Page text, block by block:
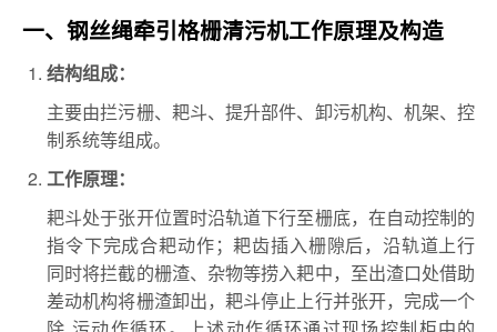
一、钢丝绳牵引格栅清污机工作原理及构造
结构组成：
主要由拦污栅、耙斗、提升部件、卸污机构、机架、控
制系统等组成。
工作原理：
耙斗处于张开位置时沿轨道下行至栅底，在自动控制的
指令下完成合耙动作；耙齿插入栅隙后，沿轨道上行
同时将拦截的栅渣、杂物等捞入耙中，至出渣口处借助
差动机构将栅渣卸出，耙斗停止上行并张开，完成一个